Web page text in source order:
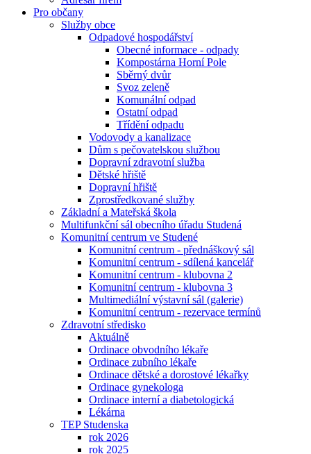
Pro občany
Služby obce
Odpadové hospodářství
Obecné informace - odpady
Kompostárna Horní Pole
Sběrný dvůr
Svoz zeleně
Komunální odpad
Ostatní odpad
Třídění odpadu
Vodovody a kanalizace
Dům s pečovatelskou službou
Dopravní zdravotní služba
Dětské hřiště
Dopravní hřiště
Zprostředkované služby
Základní a Mateřská škola
Multifunkční sál obecního úřadu Studená
Komunitní centrum ve Studené
Komunitní centrum - přednáškový sál
Komunitní centrum - sdílená kancelář
Komunitní centrum - klubovna 2
Komunitní centrum - klubovna 3
Multimediální výstavní sál (galerie)
Komunitní centrum - rezervace termínů
Zdravotní středisko
Aktuálně
Ordinace obvodního lékaře
Ordinace zubního lékaře
Ordinace dětské a dorostové lékařky
Ordinace gynekologa
Ordinace interní a diabetologická
Lékárna
TEP Studenska
rok 2026
rok 2025